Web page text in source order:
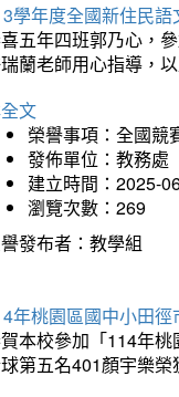
學年度全國新住民
五年四班郭乃心，
蘭老師用心指導，
文
榮譽事項：全國競
發佈單位：教務處
建立時間：2025-
瀏覽次數：269
發布者：教學組
年桃園區國中小田
本校參加「114年
第五名401顏宇樂